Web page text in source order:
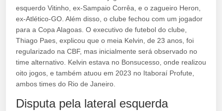
esquerdo Vitinho, ex-Sampaio Corrêa, e o zagueiro Heron,
ex-Atlético-GO. Além disso, o clube fechou com um jogador
para a Copa Alagoas. O executivo de futebol do clube,
Thiago Paes, explicou que o meia Kelvin, de 23 anos, foi
regularizado na CBF, mas inicialmente será observado no
time alternativo. Kelvin estava no Bonsucesso, onde realizou
oito jogos, e também atuou em 2023 no Itaboraí Profute,
ambos times do Rio de Janeiro.
Disputa pela lateral esquerda